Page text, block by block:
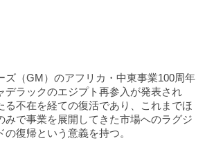
ズ（GM）のアフリカ・中東事業100周年
デラックのエジプト再参入が発表され
る不在を経ての復活であり、これまでほ
みで事業を展開してきた市場へのラグジ
の復帰という意義を持つ。